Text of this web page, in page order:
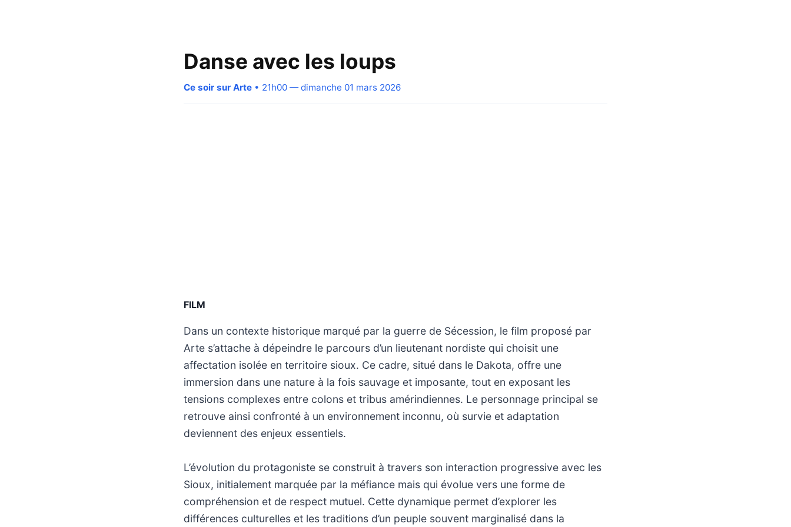
Danse avec les loups
Ce soir sur Arte • 21h00 — dimanche 01 mars 2026
FILM
Dans un contexte historique marqué par la guerre de Sécession, le film proposé par
Arte s’attache à dépeindre le parcours d’un lieutenant nordiste qui choisit une
affectation isolée en territoire sioux. Ce cadre, situé dans le Dakota, offre une
immersion dans une nature à la fois sauvage et imposante, tout en exposant les
tensions complexes entre colons et tribus amérindiennes. Le personnage principal se
retrouve ainsi confronté à un environnement inconnu, où survie et adaptation
deviennent des enjeux essentiels.
L’évolution du protagoniste se construit à travers son interaction progressive avec les
Sioux, initialement marquée par la méfiance mais qui évolue vers une forme de
compréhension et de respect mutuel. Cette dynamique permet d’explorer les
différences culturelles et les traditions d’un peuple souvent marginalisé dans la